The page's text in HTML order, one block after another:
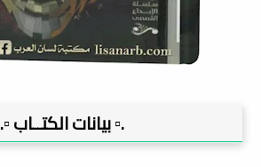
.▫️ بيانات الكتــاب ▫️.